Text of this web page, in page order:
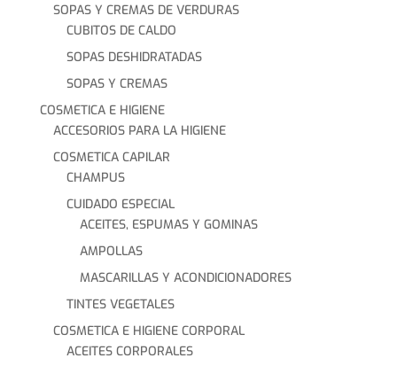
SOPAS Y CREMAS DE VERDURAS
CUBITOS DE CALDO
SOPAS DESHIDRATADAS
SOPAS Y CREMAS
COSMETICA E HIGIENE
ACCESORIOS PARA LA HIGIENE
COSMETICA CAPILAR
CHAMPUS
CUIDADO ESPECIAL
ACEITES, ESPUMAS Y GOMINAS
AMPOLLAS
MASCARILLAS Y ACONDICIONADORES
TINTES VEGETALES
COSMETICA E HIGIENE CORPORAL
ACEITES CORPORALES